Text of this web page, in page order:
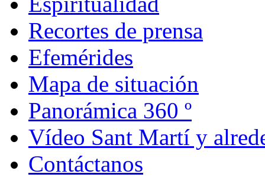
Recortes de prensa
Efemérides
Mapa de situación
Panorámica 360 º
Vídeo Sant Martí y
Contáctanos